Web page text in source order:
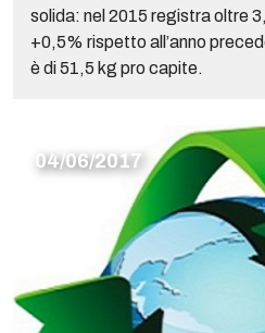
solida: nel 2015 registra oltre
+0,5% rispetto all’anno
è di 51,5 kg pro capite.
04/06/2017